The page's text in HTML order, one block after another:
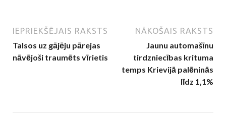
IEPRIEKŠĒJAIS RAKSTS
Talsos uz gājēju pārejas
nāvējoši traumēts vīrietis
NĀKOŠAIS RAKSTS
Jaunu automašīnu
tirdzniecības krituma
temps Krievijā palēninās
līdz 1,1%